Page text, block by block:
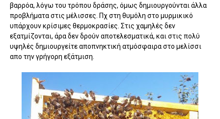
βαρρόα, λόγω του τρόπου δράσης, όμως δημιουργούνται άλλα
προβλήματα στις μέλισσες. Πχ στη θυμόλη στο μυρμικικό
υπάρχουν κρίσιμες θερμοκρασίες. Στις χαμηλές δεν
εξατμίζονται, άρα δεν δρούν αποτελεσματικά, και στις πολύ
υψηλές δημιουργείτε αποπνηκτική ατμόσφαιρα στο μελίσσι
απο την γρήγορη εξάτμιση.